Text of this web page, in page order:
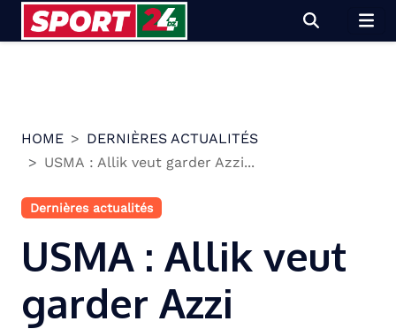
HOME
DERNIÈRES ACTUALITÉS
USMA : Allik veut garder Azzi...
Dernières actualités
USMA : Allik veut
garder Azzi